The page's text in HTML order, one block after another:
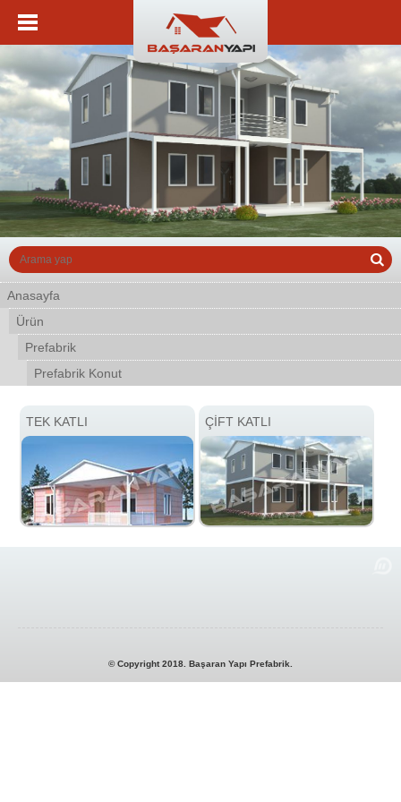
Anasayfa
Ürün
Prefabrik
Prefabrik Konut
TEK KATLI ÇİFT KATLI
© Copyright 2018. Başaran Yapı Prefabrik.